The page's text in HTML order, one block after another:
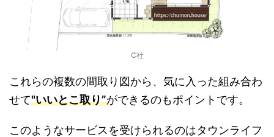
C社
これらの複数の間取り図から、気に入った組み合わ
せて"いいとこ取り”ができるのもポイントです。
このようなサービスを受けられるのはタウンライフ